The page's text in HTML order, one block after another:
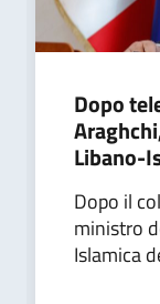
Dopo
Libano-
Dopo il
ministro
Islamica